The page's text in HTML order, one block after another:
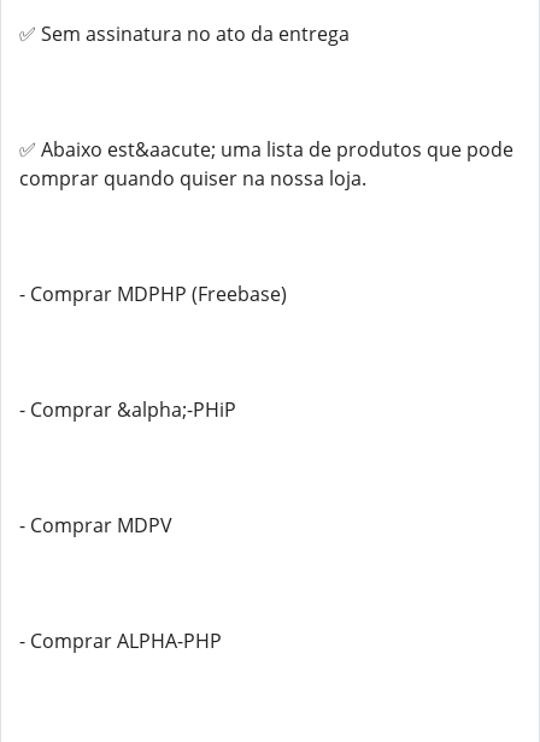
✅ Sem assinatura no ato da entrega
✅ Abaixo est&aacute; uma lista de produtos que pode
comprar quando quiser na nossa loja.
- Comprar MDPHP (Freebase)
- Comprar &alpha;-PHiP
- Comprar MDPV
- Comprar ALPHA-PHP